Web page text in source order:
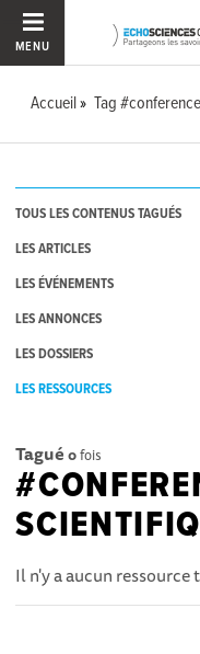
MENU
Accueil Tag
TOUS LES CONTENUS TAGUÉS
LES ARTICLES
LES ÉVÉNEMENTS
LES ANNONCES
LES DOSSIERS
LES RESSOURCES
Tagué 0fois
Il n'y a aucun ressource